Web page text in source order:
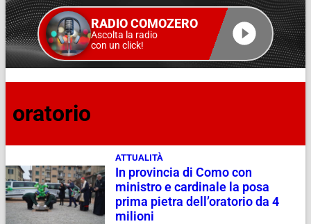
RADIO COMOZERO
Ascolta la radio
con un click!
oratorio
ATTUALITÀ
In provincia di Como con
ministro e cardinale la posa
prima pietra dell’oratorio da 4
milioni